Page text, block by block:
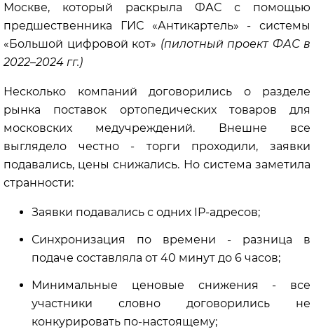
Москве, который раскрыла ФАС с помощью
предшественника ГИС «Антикартель» - системы
«Большой цифровой кот» (пилотный проект ФАС в
2022–2024 гг.)
Несколько компаний договорились о разделе
рынка поставок ортопедических товаров для
московских медучреждений. Внешне все
выглядело честно - торги проходили, заявки
подавались, цены снижались. Но система заметила
странности:
Заявки подавались с одних IP-адресов;
Синхронизация по времени - разница в
подаче составляла от 40 минут до 6 часов;
Минимальные ценовые снижения - все
участники словно договорились не
конкурировать по-настоящему;